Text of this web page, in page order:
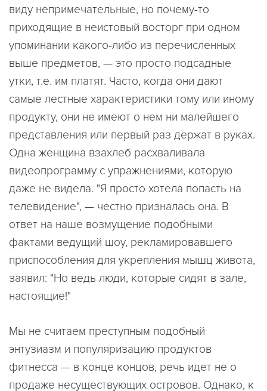
виду непримечательные, но почему-то
приходящие в неистовый восторг при одном
упоминании какого-либо из перечисленных
выше предметов, — это просто подсадные
утки, т.е. им платят. Часто, когда они дают
самые лестные характеристики тому или иному
продукту, они не имеют о нем ни малейшего
представления или первый раз держат в руках.
Одна женщина взахлеб расхваливала
видеопрограмму с упражнениями, которую
даже не видела. "Я просто хотела попасть на
телевидение", — честно призналась она. В
ответ на наше возмущение подобными
фактами ведущий шоу, рекламировавшего
приспособления для укрепления мышц живота,
заявил: "Но ведь люди, которые сидят в зале,
настоящие!"
Мы не считаем преступным подобный
энтузиазм и популяризацию продуктов
фитнесса — в конце концов, речь идет не о
продаже несуществующих островов. Однако, к